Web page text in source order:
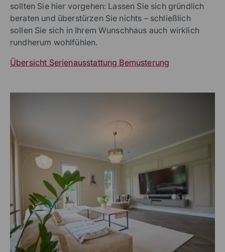
sollten Sie hier vorgehen: Lassen Sie sich gründlich
beraten und überstürzen Sie nichts – schließlich
sollen Sie sich in Ihrem Wunschhaus auch wirklich
rundherum wohlfühlen.
Übersicht Serienausstattung Bemusterung